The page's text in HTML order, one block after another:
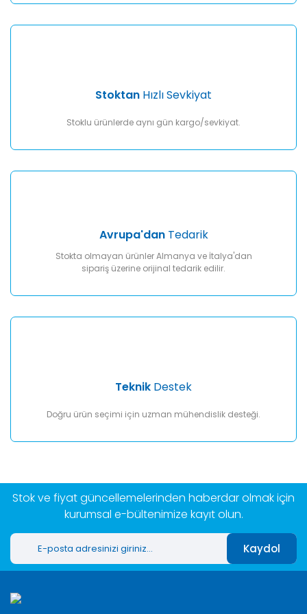
Stoktan Hızlı Sevkiyat
Stoklu ürünlerde aynı gün kargo/sevkiyat.
Avrupa'danTedarik
Stokta olmayan ürünler Almanya ve İtalya'dan
sipariş üzerine orijinal tedarik edilir.
Teknik Destek
Doğru ürün seçimi için uzman mühendislik desteği.
Stok ve fiyat güncellemelerinden haberdar olmak için
kurumsal e-bültenimize kayıt olun.
Kaydol